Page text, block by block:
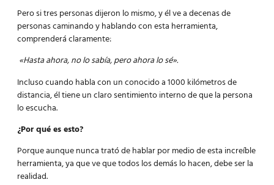
Pero si tres personas dijeron lo mismo, y él ve a decenas de
personas caminando y hablando con esta herramienta,
comprenderá claramente:
«Hasta ahora, no lo sabía, pero ahora lo sé».
Incluso cuando habla con un conocido a 1000 kilómetros de
distancia, él tiene un claro sentimiento interno de que la persona
lo escucha.
¿Por qué es esto?
Porque aunque nunca trató de hablar por medio de esta increíble
herramienta, ya que ve que todos los demás lo hacen, debe ser la
realidad.